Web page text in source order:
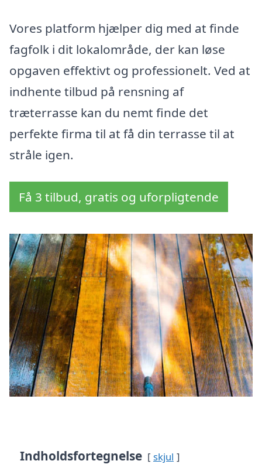
Vores platform hjælper dig med at finde
fagfolk i dit lokalområde, der kan løse
opgaven effektivt og professionelt. Ved at
indhente tilbud på rensning af
træterrasse kan du nemt finde det
perfekte firma til at få din terrasse til at
stråle igen.
Få 3 tilbud, gratis og uforpligtende
Indholdsfortegnelse skjul